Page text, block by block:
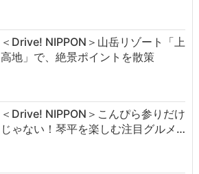
＜Drive! NIPPON＞山岳リゾート「上
高地」で、絶景ポイントを散策
＜Drive! NIPPON＞こんぴら参りだけ
じゃない！琴平を楽しむ注目グルメ…